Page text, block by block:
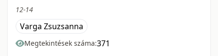
12-14
Varga Zsuzsanna
Megtekintések száma:371